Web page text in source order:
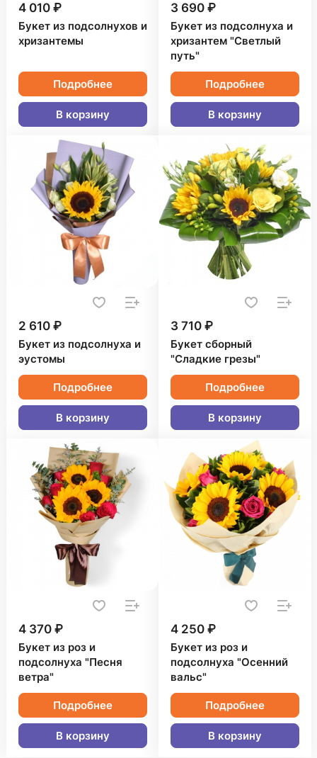
4 010 ₽
Букет из подсолнухов и
хризантемы
Подробнее
В корзину
3 690 ₽
Букет из подсолнуха и
хризантем "Светлый
путь"
Подробнее
В корзину
2 610 ₽
Букет из подсолнуха и
эустомы
Подробнее
В корзину
3 710 ₽
Букет сборный
"Сладкие грезы"
Подробнее
В корзину
4 370 ₽
Букет из роз и
подсолнуха "Песня
ветра"
Подробнее
В корзину
4 250 ₽
Букет из роз и
подсолнуха "Осенний
вальс"
Подробнее
В корзину